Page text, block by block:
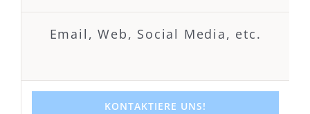
Email, Web, Social Media, etc.
KONTAKTIERE UNS!